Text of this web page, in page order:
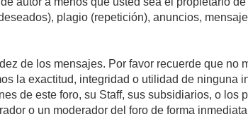
plagio (repetición), anuncios,
de los mensajes. Por favor recuerde que no
la exactitud, integridad o utilidad de ninguna
de este foro, su Staff, sus subsidiarios, o los
o un moderador del foro de forma